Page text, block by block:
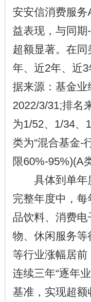
安安信消费服
益表现，与同
超额显著。在
年、近2年、近
据来源：基金
2022/3/31;排名
为1/52、1/34、
类为“混合基金-
限60%-95%)(A
具体到单年度
完整年度中，
品饮料、消费
物、休闲服务
等行业涨幅居
连续三年“逐年
基准，实现超额